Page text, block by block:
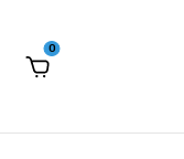
Muebles
0